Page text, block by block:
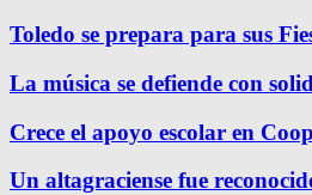
Toledo se prepara para sus
La música se defiende con
Crece el apoyo escolar en
Un altagraciense fue